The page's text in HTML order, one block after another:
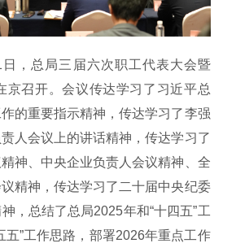
，总局三届六次职工代表大会暨
京召开。会议传达学习了习近平总
的重要指示精神，传达学习了李强
人会议上的讲话精神，传达学习了
神、中央企业负责人会议精神、全
精神，传达学习了二十届中央纪委
，总结了总局2025年和“十四五”工
五”工作思路，部署2026年重点工作